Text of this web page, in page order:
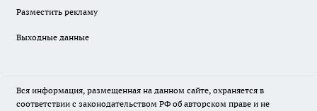
Разместить рекламу
Выходные данные
Вся информация, размещенная на данном сайте, охраняется в
соответствии с законодательством РФ об авторском праве и не